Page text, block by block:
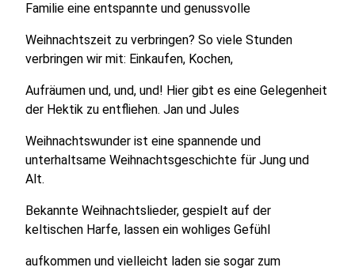
Familie eine entspannte und genussvolle
Weihnachtszeit zu verbringen? So viele Stunden
verbringen wir mit: Einkaufen, Kochen,
Aufräumen und, und, und! Hier gibt es eine Gelegenheit
der Hektik zu entfliehen. Jan und Jules
Weihnachtswunder ist eine spannende und
unterhaltsame Weihnachtsgeschichte für Jung und
Alt.
Bekannte Weihnachtslieder, gespielt auf der
keltischen Harfe, lassen ein wohliges Gefühl
aufkommen und vielleicht laden sie sogar zum